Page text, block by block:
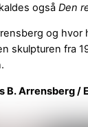
også Den
og hvor
skulpturen fra
B. Arrensberg /